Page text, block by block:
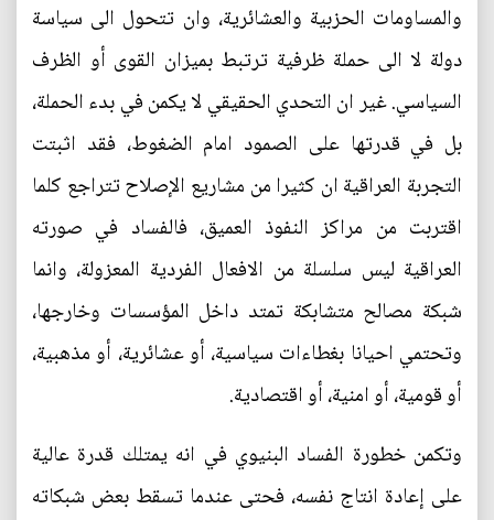
والمساومات الحزبية والعشائرية، وان تتحول الى سياسة
دولة لا الى حملة ظرفية ترتبط بميزان القوى أو الظرف
السياسي. غير ان التحدي الحقيقي لا يكمن في بدء الحملة،
بل في قدرتها على الصمود امام الضغوط، فقد اثبتت
التجربة العراقية ان كثيرا من مشاريع الإصلاح تتراجع كلما
اقتربت من مراكز النفوذ العميق، فالفساد في صورته
العراقية ليس سلسلة من الافعال الفردية المعزولة، وانما
شبكة مصالح متشابكة تمتد داخل المؤسسات وخارجها،
وتحتمي احيانا بغطاءات سياسية، أو عشائرية، أو مذهبية،
أو قومية، أو امنية، أو اقتصادية.
وتكمن خطورة الفساد البنيوي في انه يمتلك قدرة عالية
على إعادة انتاج نفسه، فحتى عندما تسقط بعض شبكاته